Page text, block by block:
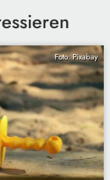
Foto: Pixabay